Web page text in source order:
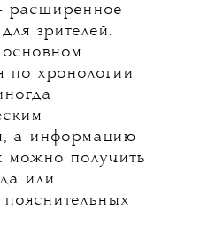
расширенное
зрителей.
по хронологии
а информацию
можно получить
или